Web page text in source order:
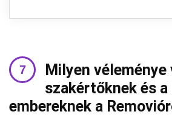
Milyen véleménye
szakértőknek és
embereknek a